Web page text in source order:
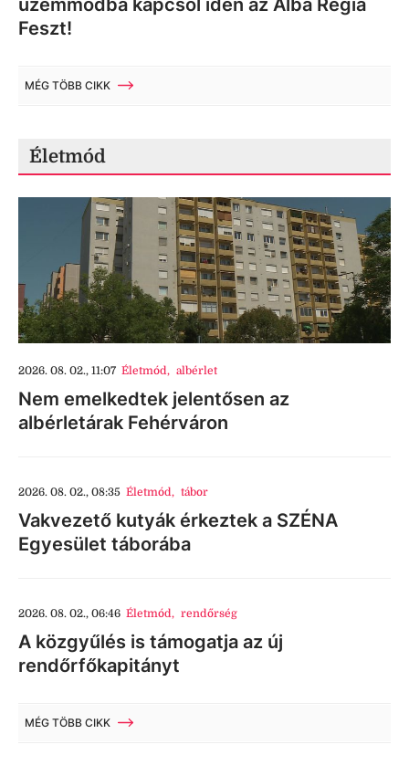
Feszt!
MÉG TÖBB CIKK
Életmód
2026. 08. 02., 11:07 Életmód, albérlet
Nem emelkedtek jelentősen az
albérletárak Fehérváron
2026. 08. 02., 08:35 Életmód, tábor
Vakvezető kutyák érkeztek a SZÉNA
Egyesület táborába
2026. 08. 02., 06:46 Életmód, rendőrség
A közgyűlés is támogatja az új
rendőrfőkapitányt
MÉG TÖBB CIKK